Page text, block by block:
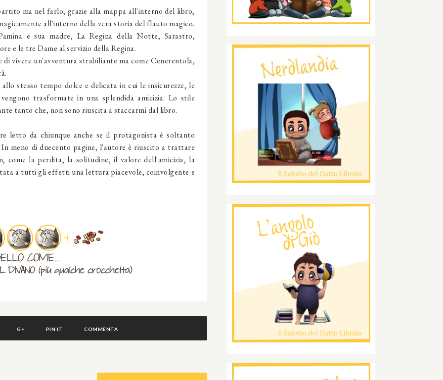
ma nel farlo, grazie alla mappa all'interno del libro,
all'interno della vera storia del flauto magico.
e sua madre, La Regina della Notte, Sarastro,
e le tre Dame al servizio della Regina.
vivere un'avventura strabiliante ma come Cenerentola,
stesso tempo dolce e delicata in cui le insicurezze, le
trasformate in una splendida amicizia. Lo stile
tanto che, non sono riuscita a staccarmi dal libro.
letto da chiunque anche se il protagonista è soltanto
In meno di duecento pagine, l'autore è riuscito a trattare
come la perdita, la solitudine, il valore dell'amicizia, la
a tutti gli effetti una lettura piacevole, coinvolgente e
G+ PIN IT COMMENTA